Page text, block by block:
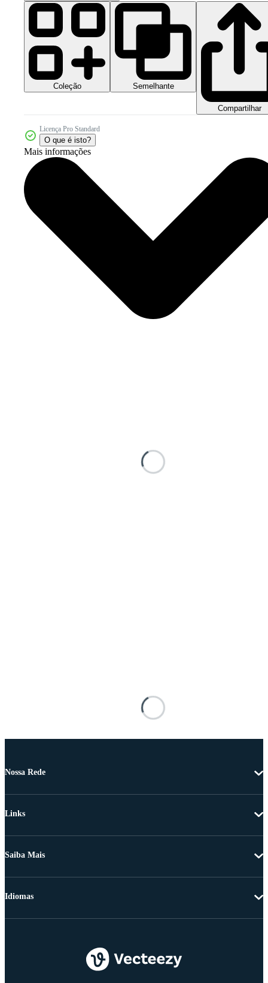
Coleção Semelhante
Compartilhar
Licença Pro Standard
O que é isto?
Mais informações
Nossa Rede
Links
Saiba Mais
Idiomas